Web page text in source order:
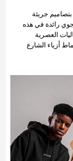
بتصاميم جريئة
رائدة في هذه
العصرية
أزياء الشارع